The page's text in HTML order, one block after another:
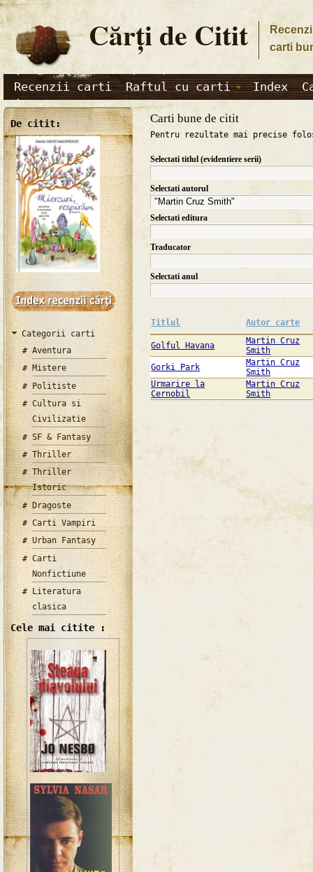
Cărţi de Citit
carti
Recenzii carti Raftul cu carti Index
De citit:
Categorii carti
Aventura
Mistere
Politiste
Cultura si
Civilizatie
SF & Fantasy
Thriller
Thriller
Istoric
Dragoste
Carti Vampiri
Urban Fantasy
Carti
Nonfictiune
Literatura
clasica
Cele mai citite :
Carti bune de citit
Pentru rezultate mai precise
Selectati titlul (evidentiere serii)
Selectati autorul
Selectati editura
Traducator
Selectati anul
Titlul Autor carte
Golful Havana
Martin Cruz
Smith
Gorki Park
Martin Cruz
Smith
Urmarire la
Cernobil
Martin Cruz
Smith